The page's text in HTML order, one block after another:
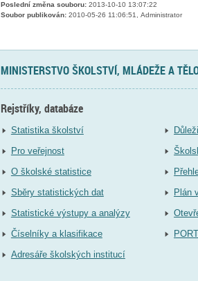
Poslední změna souboru:2013-10-10 13:07:22
Soubor publikován:2010-05-26 11:06:51, Administrator
MINISTERSTVO ŠKOLSTVÍ, MLÁDEŽE A
Rejstříky, databáze
Statistika školství
Pro veřejnost
O školské statistice
Sběry statistických dat
Statistické výstupy a analýzy
Číselníky a klasifikace
Adresáře školských institucí
Plán